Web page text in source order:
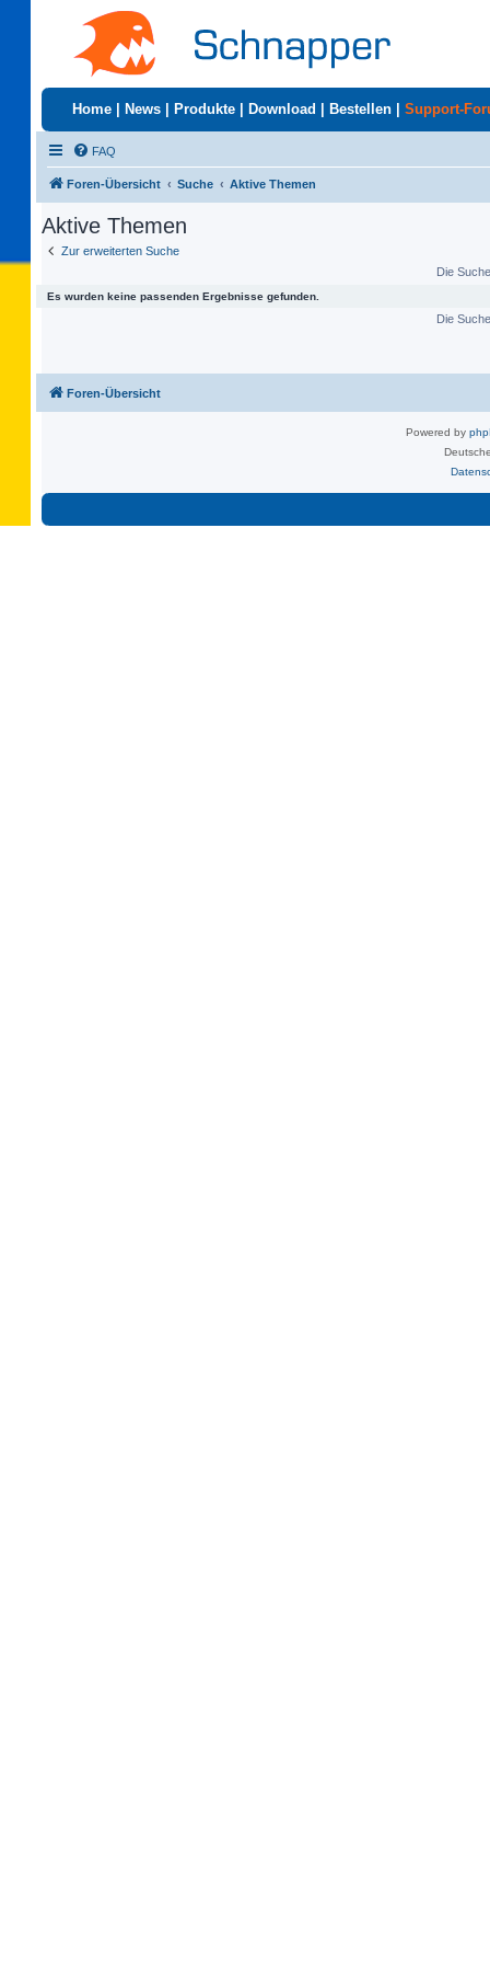
Home News Produkte Download Bestellen Support-
FAQ
Foren-Übersicht Suche Aktive Themen
Aktive Themen
Zur erweiterten Suche
Die
Es wurden keine passenden Ergebnisse gefunden.
Die
Foren-Übersicht
Powered by